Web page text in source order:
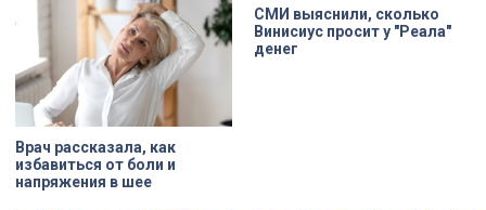
XIX века, прошедшее через
несколько перестроек, сегодня
переживает второе рождение.
Жемчужина, объекта культурного
наследия — исторические часы.
Их элементы утрачены на 90%.
Врач рассказала, как
избавиться от боли и
напряжения в шее
СМИ выяснили, сколько
Винисиус просит у "Реала"
денег